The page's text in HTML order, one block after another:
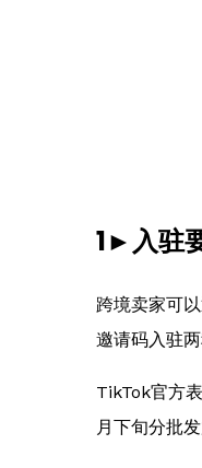
1►入驻
跨境卖家可
邀请码入驻两
TikTok官方
月下旬分批